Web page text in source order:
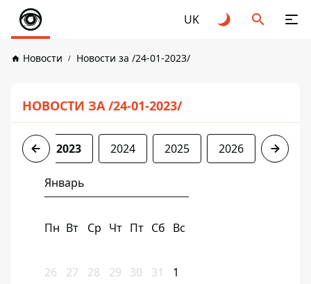
UK
Новости Новости за /24-01-2023/
НОВОСТИ ЗА /24-01-2023/
2022 2023 2024 2025 2026
Январь
Пн Вт Ср Чт Пт Сб Вс
26 27 28 29 30 31 1